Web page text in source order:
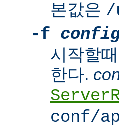
본값은 /
-f
시작할때
한다.
conf/